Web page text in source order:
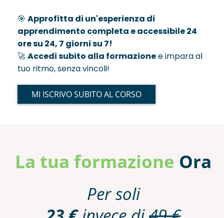
🎯 Approfitta di un'esperienza di
apprendimento completa e accessibile 24
ore su 24, 7 giorni su 7!
🚀Accedi subito alla formazionee impara al
tuo ritmo, senza vincoli!
MI ISCRIVO SUBITO AL CORSO
La tua formazione Ora
Per soli